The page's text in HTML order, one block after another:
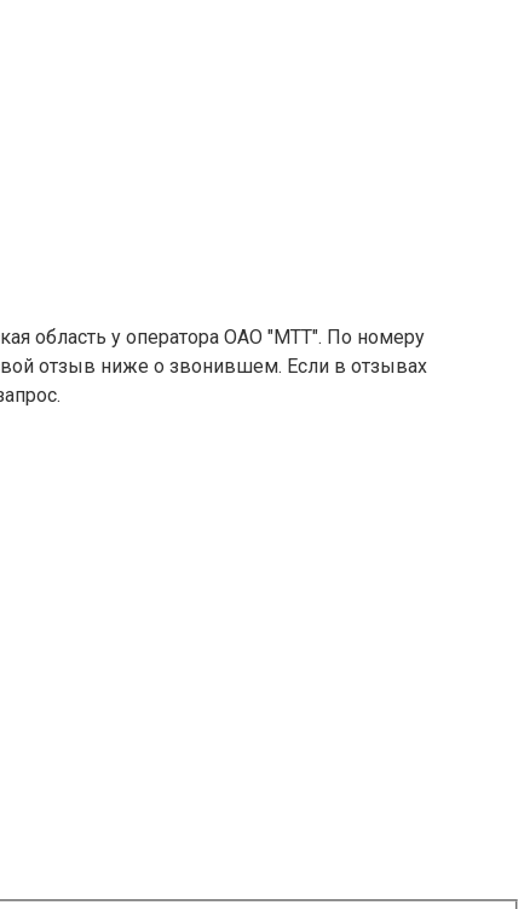
область у оператора ОАО "МТТ". По номеру
отзыв ниже о звонившем. Если в отзывах